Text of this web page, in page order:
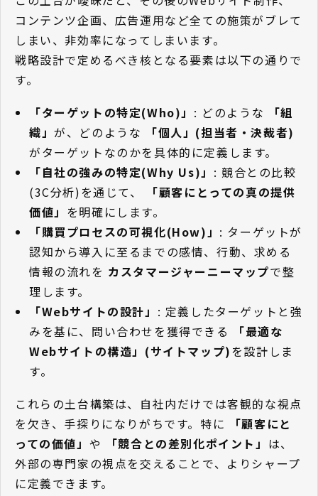
コンテンツ企画、広告運用など全ての施策がブレて
しまい、非効率になってしまいます。
戦略設計で定めるべき核となる要素は以下の通りで
す。
「ターゲットの特定(Who)」 : どのような
「組
織」が、どのような
「個人」(担当者・決裁者)
がターゲットなのかを具体的に定義します。
「自社の強みの特定(Why Us)」 : 競合との比較
(3C分析)を通じて、
「顧客にとっての真の提供
価値」 を明確にします。
「購買プロセスの可視化(How)」 : ターゲットが
認知から導入に至るまでの感情、行動、求める
情報の流れを カスタマージャーニーマップで整
理します。
「Webサイトの設計」 : 定義したターゲットと強
みを基に、問い合わせを獲得できる
「最適な
Webサイトの構造」(サイトマップ)を設計しま
す。
これらの土台構築は、自社内だけでは客観的な視点
を欠き、手探りになりがちです。特に
「顧客にと
っての価値」 や 「競合との差別化ポイント」 は、
外部の専門家の視点を交えることで、よりシャープ
に定義できます。